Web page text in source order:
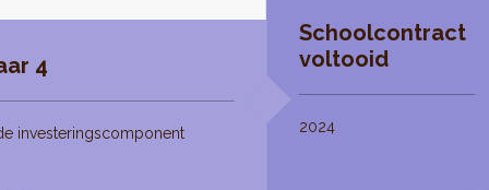
4
investeringscomponent
Schoolcontract
voltooid
2024